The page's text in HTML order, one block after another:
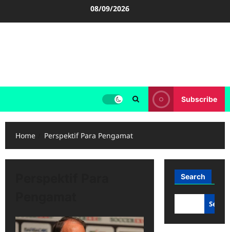
08/09/2026
Subscribe
Home Perspektif Para Pengamat
Search